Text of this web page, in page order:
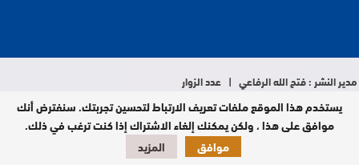
مدير النشر : فتح الله الرفاعي | عدد الزوار
تصميم وبرمجة
يستخدم هذا الموقع ملفات تعريف الارتباط لتحسين تجربتك. سنفترض أنك
موافق على هذا ، ولكن يمكنك إلغاء الاشتراك إذا كنت ترغب في ذلك.
موافق
المزيد